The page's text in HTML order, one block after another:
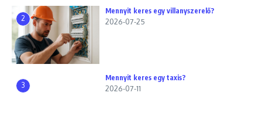
2
Mennyit keres egy villanyszerelő?
2026-07-25
3
Mennyit keres egy taxis?
2026-07-11